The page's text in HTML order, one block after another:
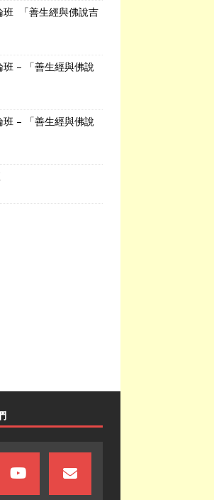
班 「善生經與佛說吉
– 「善生經與佛說
– 「善生經與佛說